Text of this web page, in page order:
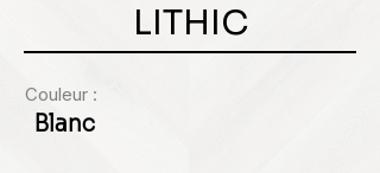
LITHIC
Couleur :
Blanc